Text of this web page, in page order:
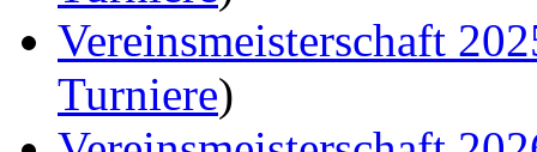
Vereinsmeisterschaft
Turniere)